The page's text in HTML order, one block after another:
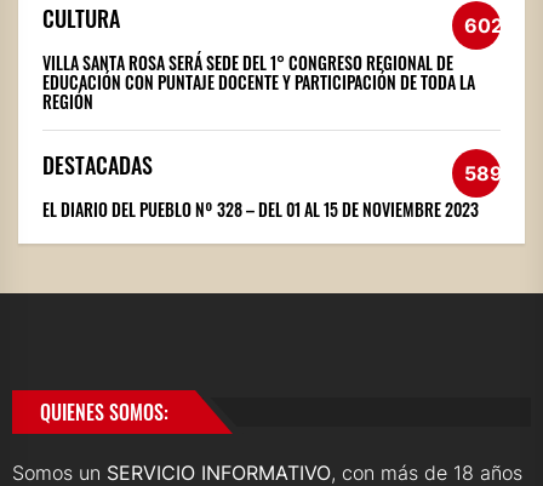
CULTURA 602
VILLA SANTA ROSA SERÁ SEDE DEL 1° CONGRESO REGIONAL DE
EDUCACIÓN CON PUNTAJE DOCENTE Y PARTICIPACIÓN DE TODA LA
REGIÓN
DESTACADAS 589
EL DIARIO DEL PUEBLO Nº 328 – DEL 01 AL 15 DE NOVIEMBRE 2023
QUIENES SOMOS:
Somos un SERVICIO INFORMATIVO, con más de 18 años